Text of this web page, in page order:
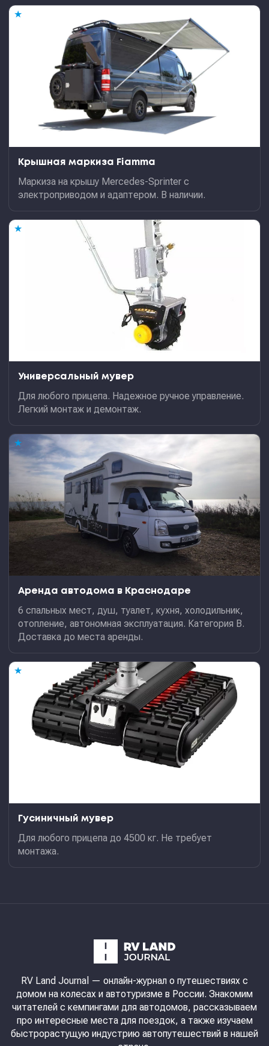
★
Крышная маркиза Fiamma
Маркиза на крышу Mercedes-Sprinter с
электроприводом и адаптером. В наличии.
★
Универсальный мувер
Для любого прицепа. Надежное ручное управление.
Легкий монтаж и демонтаж.
★
Аренда автодома в Краснодаре
6 спальных мест, душ, туалет, кухня, холодильник,
отопление, автономная эксплуатация. Категория В.
Доставка до места аренды.
★
Гусиничный мувер
Для любого прицепа до 4500 кг. Не требует
монтажа.
RV Land Journal — онлайн-журнал о путешествиях с
домом на колесах и автотуризме в России. Знакомим
читателей с кемпингами для автодомов, рассказываем
про интересные места для поездок, а также изучаем
быстрорастущую индустрию автопутешествий в нашей